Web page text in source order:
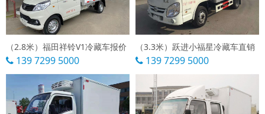
（2.8米）福田祥铃V1冷藏车报价
139 7299 5000
（3.3米）跃进小福星冷藏车直销
139 7299 5000